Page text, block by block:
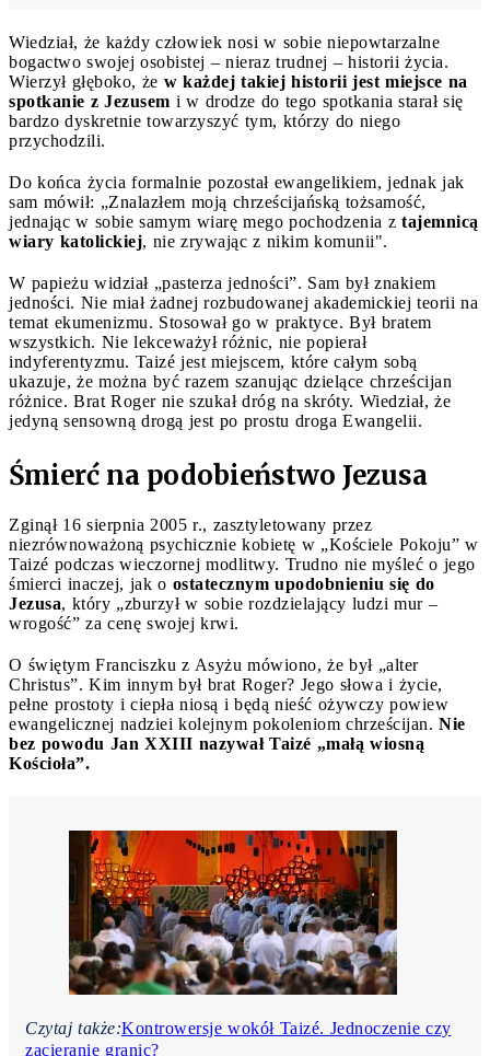
Wiedział, że każdy człowiek nosi w sobie niepowtarzalne
bogactwo swojej osobistej – nieraz trudnej – historii życia.
Wierzył głęboko, że w każdej takiej historii jest miejsce na
spotkanie z Jezusem i w drodze do tego spotkania starał się
bardzo dyskretnie towarzyszyć tym, którzy do niego
przychodzili.
Do końca życia formalnie pozostał ewangelikiem, jednak jak
sam mówił: „Znalazłem moją chrześcijańską tożsamość,
jednając w sobie samym wiarę mego pochodzenia z tajemnicą
wiary katolickiej, nie zrywając z nikim komunii".
W papieżu widział „pasterza jedności”. Sam był znakiem
jedności. Nie miał żadnej rozbudowanej akademickiej teorii na
temat ekumenizmu. Stosował go w praktyce. Był bratem
wszystkich. Nie lekceważył różnic, nie popierał
indyferentyzmu. Taizé jest miejscem, które całym sobą
ukazuje, że można być razem szanując dzielące chrześcijan
różnice. Brat Roger nie szukał dróg na skróty. Wiedział, że
jedyną sensowną drogą jest po prostu droga Ewangelii.
Śmierć na podobieństwo Jezusa
Zginął 16 sierpnia 2005 r., zasztyletowany przez
niezrównoważoną psychicznie kobietę w „Kościele Pokoju” w
Taizé podczas wieczornej modlitwy. Trudno nie myśleć o jego
śmierci inaczej, jak o ostatecznym upodobnieniu się do
Jezusa, który „zburzył w sobie rozdzielający ludzi mur –
wrogość” za cenę swojej krwi.
O świętym Franciszku z Asyżu mówiono, że był „alter
Christus”. Kim innym był brat Roger? Jego słowa i życie,
pełne prostoty i ciepła niosą i będą nieść ożywczy powiew
ewangelicznej nadziei kolejnym pokoleniom chrześcijan. Nie
bez powodu Jan XXIII nazywał Taizé „małą wiosną
Kościoła”.
Czytaj także:Kontrowersje wokół Taizé. Jednoczenie czy
zacieranie granic?